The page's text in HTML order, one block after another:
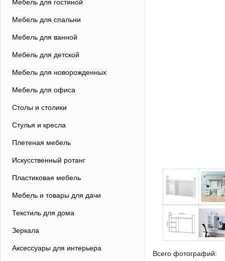
Мебель для гостиной
Мебель для спальни
Мебель для ванной
Мебель для детской
Мебель для новорожденных
Мебель для офиса
Столы и столики
Стулья и кресла
Плетеная мебель
Искусственный ротанг
Пластиковая мебель
Мебель и товары для дачи
Текстиль для дома
Зеркала
Аксессуары для интерьера
Всего фотографий: